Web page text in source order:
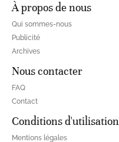
À propos de nous
Qui sommes-nous
Publicité
Archives
Nous contacter
FAQ
Contact
Conditions d'utilisation
Mentions légales